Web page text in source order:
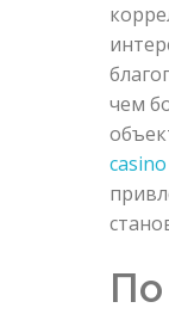
чем
casino
По